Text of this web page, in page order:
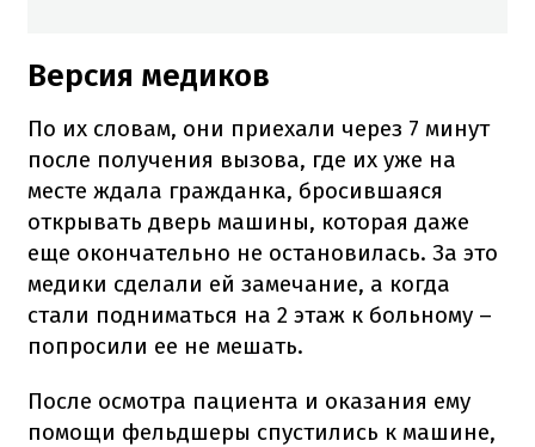
Версия медиков
По их словам, они приехали через 7 минут
после получения вызова, где их уже на
месте ждала гражданка, бросившаяся
открывать дверь машины, которая даже
еще окончательно не остановилась. За это
медики сделали ей замечание, а когда
стали подниматься на 2 этаж к больному –
попросили ее не мешать.
После осмотра пациента и оказания ему
помощи фельдшеры спустились к машине,